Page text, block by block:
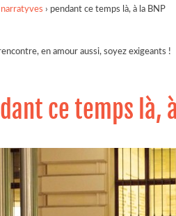
narratyves › pendant ce temps là, à la BNP
en amour aussi, soyez exigeants !
ce temps là,